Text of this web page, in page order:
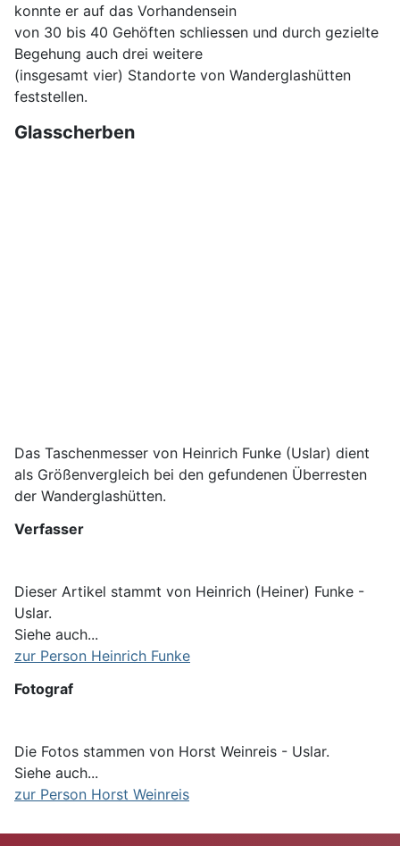
konnte er auf das Vorhandensein
von 30 bis 40 Gehöften schliessen und durch gezielte
Begehung auch drei weitere
(insgesamt vier) Standorte von Wanderglashütten
feststellen.
Glasscherben
Das Taschenmesser von Heinrich Funke (Uslar) dient
als Größenvergleich bei den gefundenen Überresten
der Wanderglashütten.
Verfasser
Dieser Artikel stammt von Heinrich (Heiner) Funke -
Uslar.
Siehe auch...
zur Person Heinrich Funke
Fotograf
Die Fotos stammen von Horst Weinreis - Uslar.
Siehe auch...
zur Person Horst Weinreis